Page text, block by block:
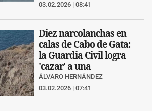
03.02.2026 | 08:41
Diez narcolanchas en
calas de Cabo de Gata:
la Guardia Civil logra
'cazar' a una
ÁLVARO HERNÁNDEZ
03.02.2026 | 07:41